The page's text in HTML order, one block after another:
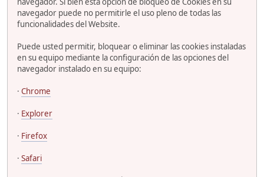
navegador puede no permitirle el uso pleno de todas las
funcionalidades del Website.
Puede usted permitir, bloquear o eliminar las cookies instaladas
en su equipo mediante la configuración de las opciones del
navegador instalado en su equipo:
· Chrome
· Explorer
· Firefox
· Safari